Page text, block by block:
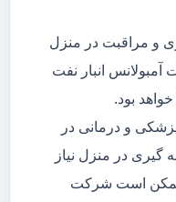
و مراقبت در منزل
انبار نفت
بود.
و درمانی در
گیری در منزل نیاز
ممکن است شرکت